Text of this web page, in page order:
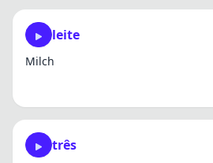
leite
Milch
três